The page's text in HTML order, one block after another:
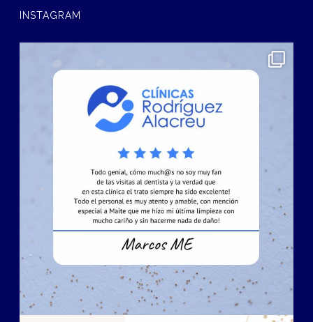
INSTAGRAM